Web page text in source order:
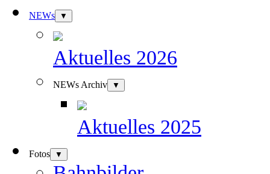
NEWs ▼
Aktuelles 2026
NEWs Archiv ▼
Aktuelles 2025
Fotos ▼